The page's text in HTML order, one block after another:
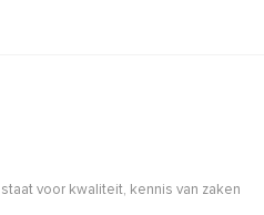
voor kwaliteit, kennis van zaken